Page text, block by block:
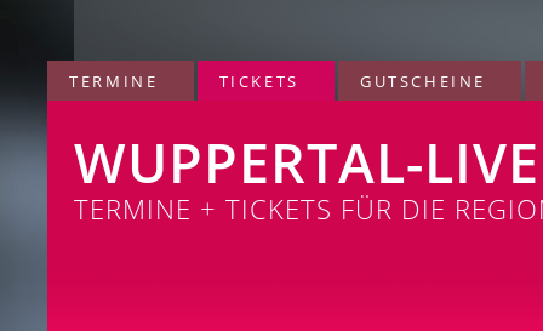
TERMINE TICKETS GUTSCHEINE
WUPPERTAL-LIVE
TERMINE + TICKETS FÜR DIE